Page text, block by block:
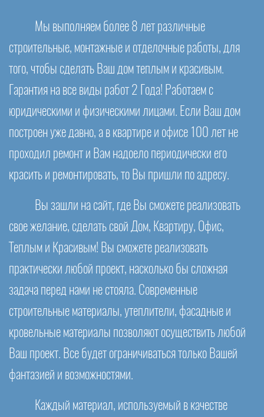
Мы выполняем более 8 лет различные
строительные, монтажные и отделочные работы, для
того, чтобы сделать Ваш дом теплым и красивым.
Гарантия на все виды работ 2 Года! Работаем с
юридическими и физическими лицами. Если Ваш дом
построен уже давно, а в квартире и офисе 100 лет не
проходил ремонт и Вам надоело периодически его
красить и ремонтировать, то Вы пришли по адресу.
Вы зашли на сайт, где Вы сможете реализовать
свое желание, сделать свой Дом, Квартиру, Офис,
Теплым и Красивым! Вы сможете реализовать
практически любой проект, насколько бы сложная
задача перед нами не стояла. Современные
строительные материалы, утеплители, фасадные и
кровельные материалы позволяют осуществить любой
Ваш проект. Все будет ограничиваться только Вашей
фантазией и возможностями.
Каждый материал, используемый в качестве